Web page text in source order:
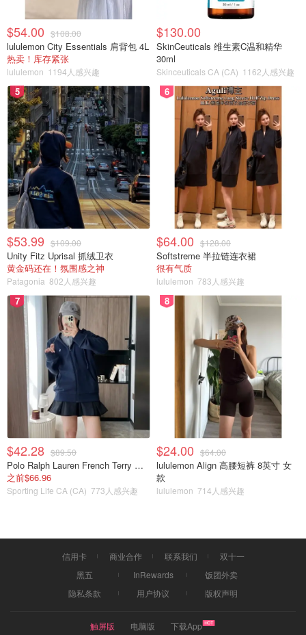
图片来源于网络
冉冉夏日，拥有光滑美丽的皮肤，自信的你才是夏天该有的
最美模样♥️♥️♥️
$54.00 $108.00
lululemon City Essentials 肩背包 4L
热卖！库存紧张
lululemon 1194人感兴趣
$130.00
SkinCeuticals 维生素C温和精华
30ml
Skinceuticals CA (CA) 1162人感兴趣
5
$53.99 $109.00
Unity Fitz Uprisal 抓绒卫衣
黄金码还在！氛围感之神
Patagonia 802人感兴趣
6
$64.00 $128.00
Softstreme 半拉链连衣裙
很有气质
lululemon 783人感兴趣
7
$42.28 $89.50
Polo Ralph Lauren French Terry 女童连帽卫衣 7-16码
之前$66.96
Sporting Life CA (CA) 773人感兴趣
8
$24.00 $64.00
lululemon Align 高腰短裤 8英寸 女
款
lululemon 714人感兴趣
信用卡 商业合作 联系我们
双十一
黑五
InRewards
饭团外卖
隐私条款
用户协议 版权声明
触屏版 电脑版 下载App